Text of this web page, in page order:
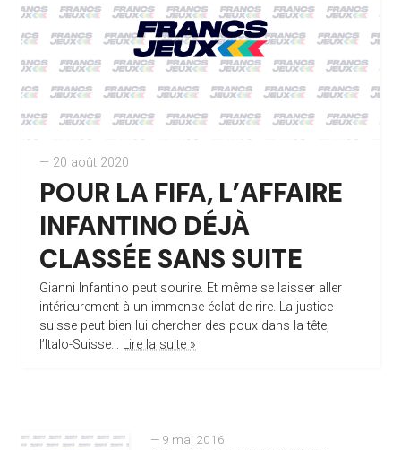
— 20 août 2020
POUR LA FIFA, L’AFFAIRE
INFANTINO DÉJÀ
CLASSÉE SANS SUITE
Gianni Infantino peut sourire. Et même se laisser aller
intérieurement à un immense éclat de rire. La justice
suisse peut bien lui chercher des poux dans la tête,
l’Italo-Suisse... Lire la suite »
— 9 mai 2016